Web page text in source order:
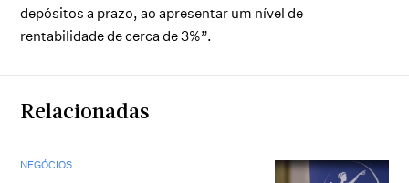
depósitos a prazo, ao apresentar um nível de
rentabilidade de cerca de 3%”.
Relacionadas
NEGÓCIOS